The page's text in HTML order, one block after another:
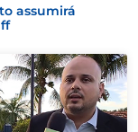
assumirá